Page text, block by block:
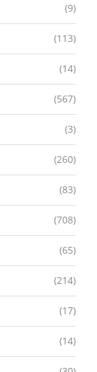
(9)
(113)
(14)
(567)
(3)
(260)
(83)
(708)
(65)
(214)
(17)
(14)